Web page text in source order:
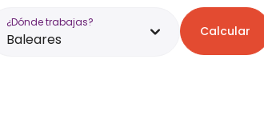
¿Dónde trabajas?
Baleares Calcular